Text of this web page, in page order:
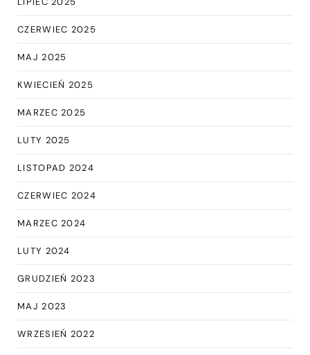
CZERWIEC 2025
MAJ 2025
KWIECIEŃ 2025
MARZEC 2025
LUTY 2025
LISTOPAD 2024
CZERWIEC 2024
MARZEC 2024
LUTY 2024
GRUDZIEŃ 2023
MAJ 2023
WRZESIEŃ 2022